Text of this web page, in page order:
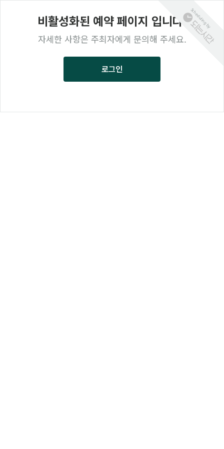
비활성화된 예약 페이지 입니다.
자세한 사항은 주최자에게 문의해 주세요.
로그인
Scheduling by